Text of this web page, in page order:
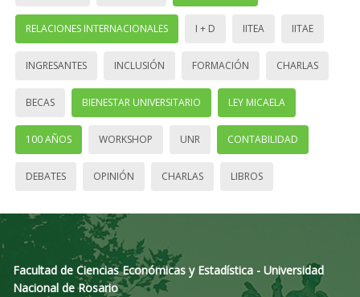
RELACIONES INTERNACIONALES I + D IITEA IITAE
INGRESANTES INCLUSIÓN FORMACIÓN CHARLAS
BECAS BIENESTAR UNIVERSITARIO LEY MICAELA
100 AÑOS WORKSHOP UNR CONTABILIDAD
DEBATES OPINIÓN CHARLAS LIBROS
Facultad de Ciencias Económicas y Estadística - Universidad
Nacional de Rosario